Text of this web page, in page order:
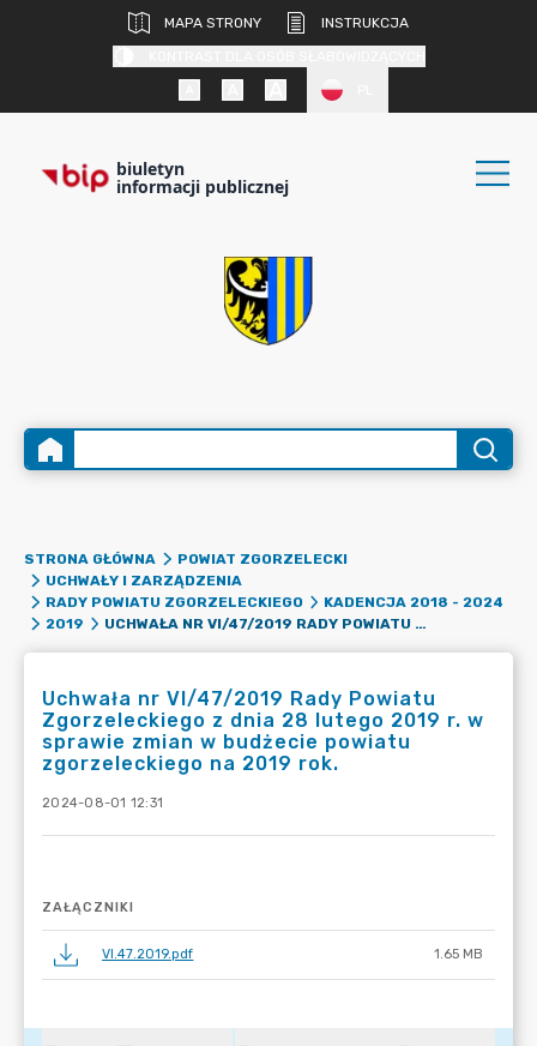
MAPA STRONY
INSTRUKCJA
biuletyn
informacji publicznej
STRONA GŁÓWNA
POWIAT ZGORZELECKI
UCHWAŁY I ZARZĄDZENIA
RADY POWIATU ZGORZELECKIEGO
KADENCJA 2018 - 2024
2019
UCHWAŁA NR VI/47/2019 RADY POWIATU ZGORZELECKIEGO Z DNIA 28 LUTEGO 2019 R. W SPRAWIE ZMIAN W BUDŻECIE POWIATU ZGORZELECKIEGO NA 2019 ROK.
Uchwała nr VI/47/2019 Rady Powiatu
Zgorzeleckiego z dnia 28 lutego 2019 r. w
sprawie zmian w budżecie powiatu
zgorzeleckiego na 2019 rok.
2024-08-01 12:31
ZAŁĄCZNIKI
VI.47.2019.pdf 1.65 MB